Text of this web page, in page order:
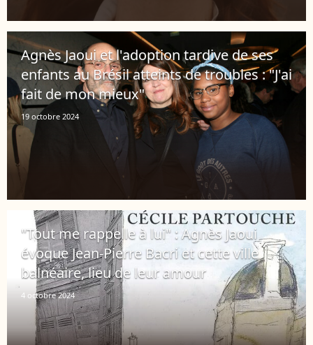
Agnès Jaoui et l'adoption tardive de ses
enfants au Brésil atteints de troubles : "J'ai
fait de mon mieux"
19 octobre 2024
"Tout me rappelle à lui" : Agnès Jaoui
évoque Jean-Pierre Bacri et cette ville
balnéaire, lieu de leur amour
4 octobre 2024